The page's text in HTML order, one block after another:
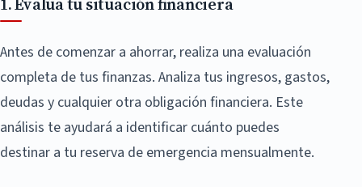
1. Evalúa tu situación financiera
Antes de comenzar a ahorrar, realiza una evaluación
completa de tus finanzas. Analiza tus ingresos, gastos,
deudas y cualquier otra obligación financiera. Este
análisis te ayudará a identificar cuánto puedes
destinar a tu reserva de emergencia mensualmente.